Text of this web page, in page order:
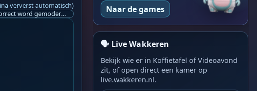
ververst automatisch)
Ik ben op zoek naar een helpende hand, een menselijk oog, een admin die helpt met controleren of de chat wel correct word gemodereerd word door NoMoSpam. 98% gaat automatisch goed, toch ik dit nooit helemaal loslaten en moet er altijd een mens mee blijven opletten bij elke beslissing die gemaakt word. Waar bestaan de werkzaamheden uit? Mee kijken in admin log kanaal naar alle drugs/porno/scams die voorbij komen en in het geval van een randgevalletje, ingrijpen en b.v. een verwijderd maar wel toegestaan bericht terug plaatsen met een druk op de knop. tsja zo banaal en simpel is het gesteld.. Word je hier blij van? Nee. Strookt het je ego? Nee. Word je er beter van? Nee. Kost het veel tijd? Totaal niet, consistentie en regelmaat is belangrijker dan 'er even voor kunnen gaan zitten'.. het werk is in een paar seconden gepiept.. je checkt puur of AI de juiste beslissing heeft gemaakt.. … Naar de games
🗣️ Live Wakkeren
Bekijk wie er in Koffietafel of Videoavond
zit, of open direct een kamer op
live.wakkeren.nl.